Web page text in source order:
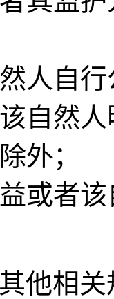
人自
自然
外；
或者
他相